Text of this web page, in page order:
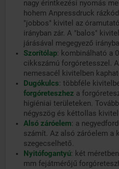
nagy érintkezési nyomás
hohem Anpressdruck
"jobbos" kivitel az
irányban zár. A "balos"
járásával megegyező
Szorítólap: kombinálható a
cikkszámú forgóretesszel.
nemesacél kivitelben
Dugókulcs: többféle
forgóreteszhez a
higiéniai területeken.
négyszög és kéttollas
Alsó záróelem: a
számít. Az alsó záróelem a
szegecselhető.
Nyitófogantyú: két
mm fejátmérőjű